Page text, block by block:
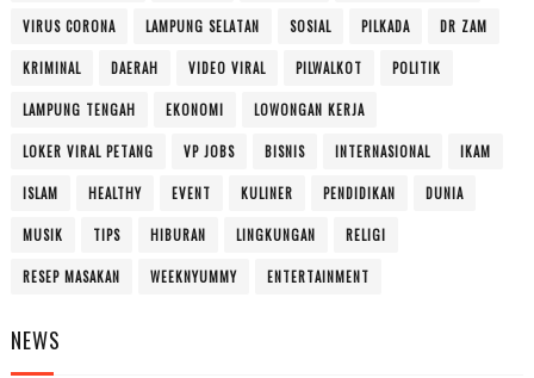
VIRUS CORONA LAMPUNG SELATAN SOSIAL PILKADA DR ZAM
KRIMINAL DAERAH VIDEO VIRAL PILWALKOT POLITIK
LAMPUNG TENGAH EKONOMI LOWONGAN KERJA
LOKER VIRAL PETANG VP JOBS BISNIS INTERNASIONAL IKAM
ISLAM HEALTHY EVENT KULINER PENDIDIKAN DUNIA
MUSIK TIPS HIBURAN LINGKUNGAN RELIGI
RESEP MASAKAN WEEKNYUMMY ENTERTAINMENT
NEWS